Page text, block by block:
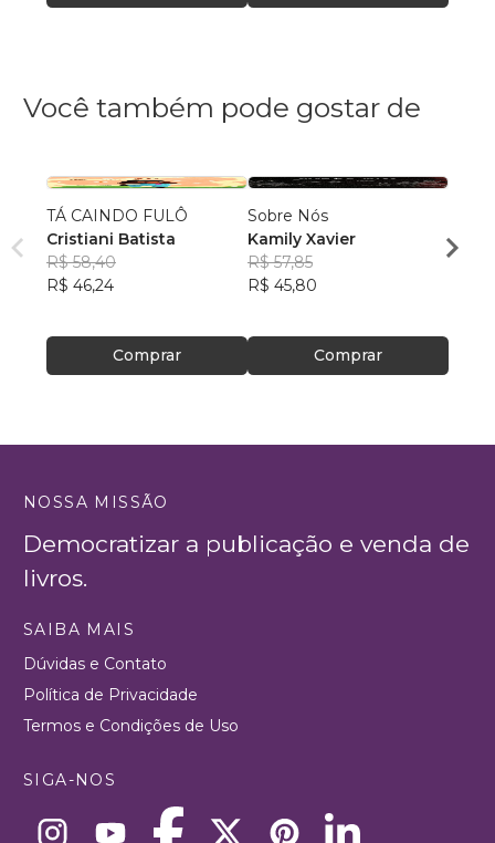
Você também pode gostar de
TÁ CAINDO FULÔ
Cristiani Batista
R$ 58,40
R$ 46,24
Comprar
Sobre Nós
Kamily Xavier
R$ 57,85
R$ 45,80
Comprar
R$
NOSSA MISSÃO
Democratizar a publicação e venda de
livros.
SAIBA MAIS
Dúvidas e Contato
Política de Privacidade
Termos e Condições de Uso
SIGA-NOS